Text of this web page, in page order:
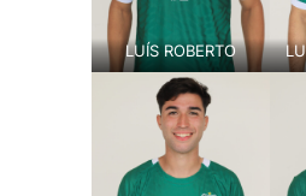
LUÍS ROBERTO